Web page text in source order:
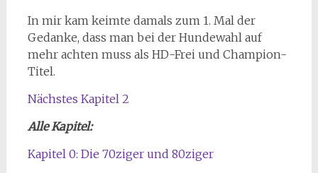
In mir kam keimte damals zum 1. Mal der
Gedanke, dass man bei der Hundewahl auf
mehr achten muss als HD-Frei und Champion-
Titel.
Nächstes Kapitel 2
Alle Kapitel:
Kapitel 0: Die 70ziger und 80ziger